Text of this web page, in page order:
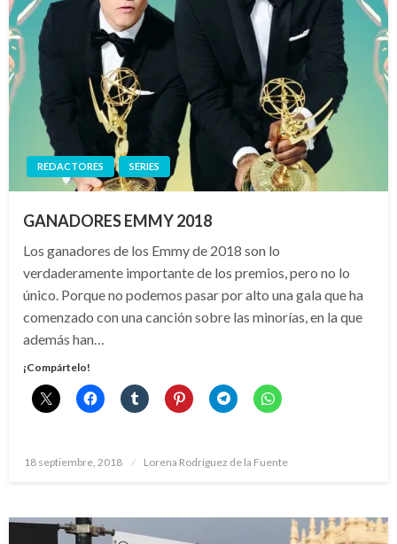
REDACTORES SERIES
GANADORES EMMY 2018
Los ganadores de los Emmy de 2018 son lo
verdaderamente importante de los premios, pero no lo
único. Porque no podemos pasar por alto una gala que ha
comenzado con una canción sobre las minorías, en la que
además han…
¡Compártelo!
Publicado
18 septiembre, 2018 Lorena Rodríguez de la Fuente